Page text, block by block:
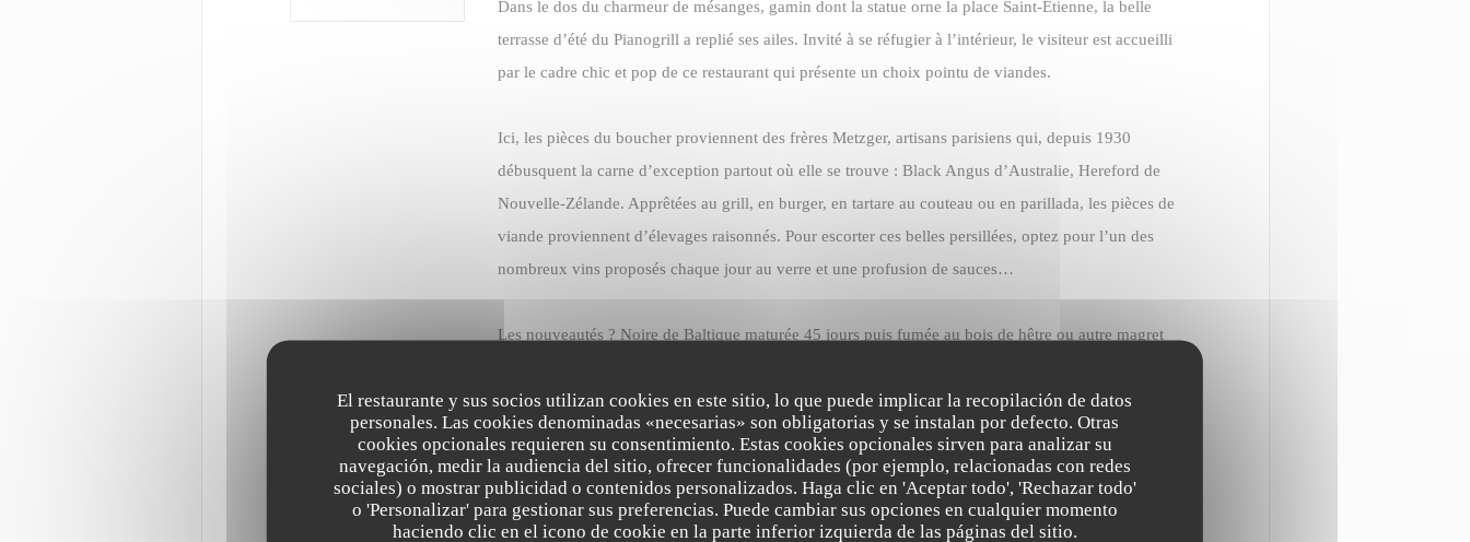
El restaurante y sus socios utilizan cookies en este sitio, lo que puede implicar la recopilación de datos
personales. Las cookies denominadas «necesarias» son obligatorias y se instalan por defecto. Otras
cookies opcionales requieren su consentimiento. Estas cookies opcionales sirven para analizar su
navegación, medir la audiencia del sitio, ofrecer funcionalidades (por ejemplo, relacionadas con redes
sociales) o mostrar publicidad o contenidos personalizados. Haga clic en 'Aceptar todo', 'Rechazar todo'
o 'Personalizar' para gestionar sus preferencias. Puede cambiar sus opciones en cualquier momento
haciendo clic en el icono de cookie en la parte inferior izquierda de las páginas del sitio.
Dans le dos du charmeur de mésanges, gamin dont la statue orne la place Saint-Étienne, la belle
terrasse d’été du Pianogrill a replié ses ailes. Invité à se réfugier à l’intérieur, le visiteur est accueilli
par le cadre chic et pop de ce restaurant qui présente un choix pointu de viandes.
Ici, les pièces du boucher proviennent des frères Metzger, artisans parisiens qui, depuis 1930
débusquent la carne d’exception partout où elle se trouve : Black Angus d’Australie, Hereford de
Nouvelle-Zélande. Apprêtées au grill, en burger, en tartare au couteau ou en parillada, les pièces de
viande proviennent d’élevages raisonnés. Pour escorter ces belles persillées, optez pour l’un des
nombreux vins proposés chaque jour au verre et une profusion de sauces…
Les nouveautés ? Noire de Baltique maturée 45 jours puis fumée au bois de hêtre ou autre magret
ne concevez les vaches qu’au pré, goûtez le risotto ou les Saint-Jacques snackées.
La formule du jour est soignée (malgré son appétence pour la viande, le chef sait causer aux
légumes et les desserts sont fait maison). Que dire de plus ? Ah, si ! Les fauteuils sont confortables
et le service aimable.